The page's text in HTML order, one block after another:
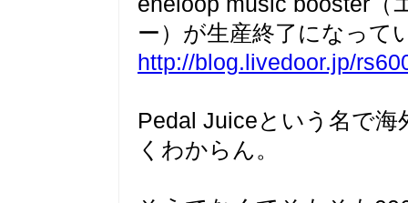
ー）が生産終了になって
http://blog.livedoor.jp/
Pedal Juiceという名で
くわからん。